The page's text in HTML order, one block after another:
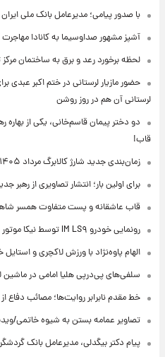
با صدور پیامی؛ مدیرعامل بانک ملی
آشپز مشهور صداوسیما به کانادا
لحظه برخورد رعد و برق به ساختمان مرکز
حضور مازیار لرستانی در ختم اکبر عبدی
لرستانی آن هم در روز روشن
دو دختر پیمان قاسم‌خانی، یکی از بهاره
قاب!
زمان‌بندی جدید شارژ کالابرگ مرداد ۱۴۰۵ اعلام شد
برای اولین بار؛ انتشار تصاویری از رهبر
قاب عاشقانه و پست متفاوت همسر
رونمایی خودرو IM LS۹ توسط نیکا موتور ، لوکس ترین شاسی بلند EREV در ایران
الهام پاوه‌نژاد با ورزش لاکچری و
سلفی‌های پی‌درپی هلیا امامی در
خط مقدم نابرابر روایت‌ها؛ مصائب دفاع
تصاویر عمامه بستن به شیوه خاتمی/
پیام دکتر بیگدلی، مدیرعامل بانک